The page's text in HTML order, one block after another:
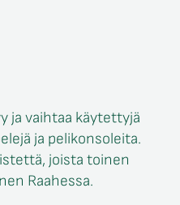
ja vaihtaa käytettyjä
ja pelikonsoleita.
joista toinen
Raahessa.